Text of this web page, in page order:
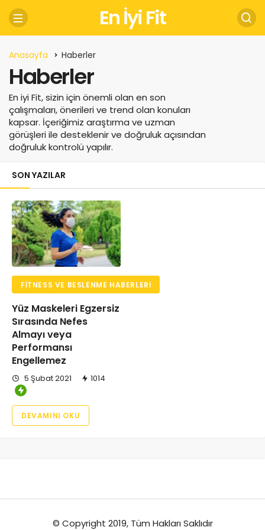
En İyi Fit
Anasayfa Haberler
Haberler
En iyi Fit, sizin için önemli olan en son
çalışmaları, önerileri ve trend olan konuları
kapsar. İçeriğimiz araştırma ve uzman
görüşleri ile desteklenir ve doğruluk açısından
doğruluk kontrolü yapılır.
SON YAZILAR
FITNESS VE BESLENME HABERLERI
Yüz Maskeleri Egzersiz
Sırasında Nefes
Almayı veya
Performansı
Engellemez
5 Şubat 2021 1014
DEVAMINI OKU
© Copyright 2019, Tüm Hakları Saklıdır